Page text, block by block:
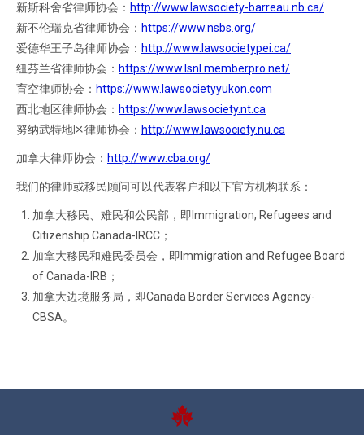
新斯科舍省律师协会： http://www.lawsociety-barreau.nb.ca/
新不伦瑞克省律师协会： https://www.nsbs.org/
爱德华王子岛律师协会： http://www.lawsocietypei.ca/
纽芬兰省律师协会： https://www.lsnl.memberpro.net/
育空律师协会： https://www.lawsocietyyukon.com
西北地区律师协会： https://www.lawsociety.nt.ca
努纳武特地区律师协会： http://www.lawsociety.nu.ca
加拿大律师协会： http://www.cba.org/
我们的律师或移民顾问可以代表客户和以下官方机构联系：
加拿大移民、难民和公民部，即Immigration, Refugees and
Citizenship Canada-IRCC；
加拿大移民和难民委员会，即Immigration and Refugee Board
of Canada-IRB；
加拿大边境服务局，即Canada Border Services Agency-
CBSA。